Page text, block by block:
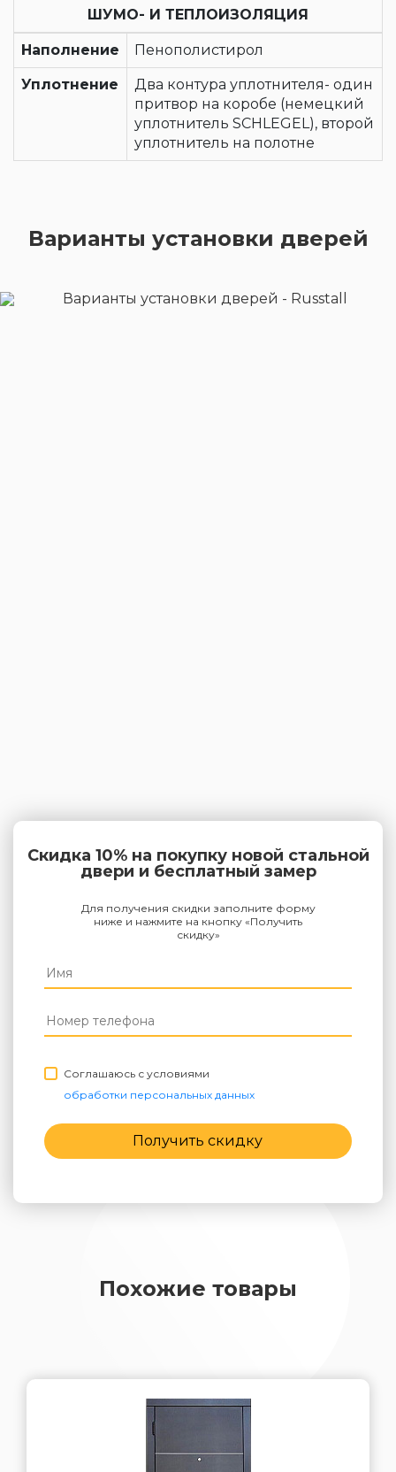
ШУМО- И ТЕПЛОИЗОЛЯЦИЯ
Наполнение Пенополистирол
Уплотнение
Два контура уплотнителя- один
притвор на коробе (немецкий
уплотнитель SCHLEGEL), второй
уплотнитель на полотне
Варианты установки дверей
Скидка 10% на покупку новой стальной
двери и бесплатный замер
Для получения скидки заполните форму
ниже и нажмите на кнопку «Получить
скидку»
Соглашаюсь с условиями
обработки персональных данных
Получить скидку
Похожие товары